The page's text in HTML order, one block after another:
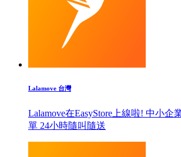
Lalamove 台灣
Lalamove在EasyStore上線啦! 中小企
單 24小時隨叫隨送